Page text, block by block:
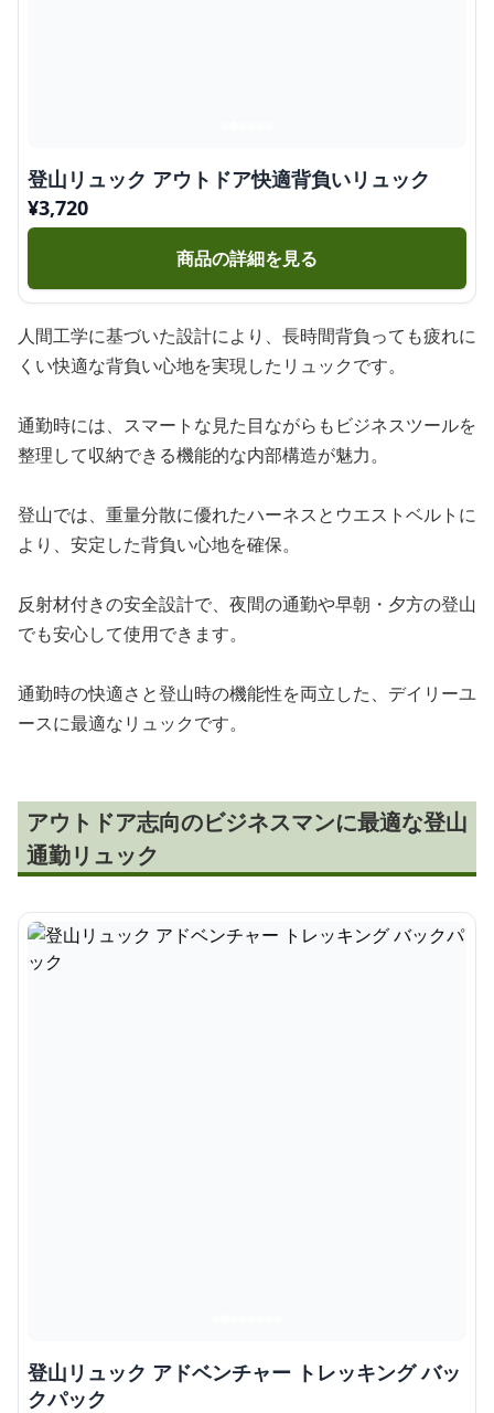
登山リュック アウトドア快適背負いリュック
¥3,720
商品の詳細を見る
人間工学に基づいた設計により、長時間背負っても疲れに
くい快適な背負い心地を実現したリュックです。
通勤時には、スマートな見た目ながらもビジネスツールを
整理して収納できる機能的な内部構造が魅力。
登山では、重量分散に優れたハーネスとウエストベルトに
より、安定した背負い心地を確保。
反射材付きの安全設計で、夜間の通勤や早朝・夕方の登山
でも安心して使用できます。
通勤時の快適さと登山時の機能性を両立した、デイリーユ
ースに最適なリュックです。
アウトドア志向のビジネスマンに最適な登山
通勤リュック
登山リュック アドベンチャー トレッキング バッ
クパック